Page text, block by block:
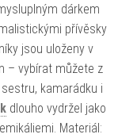
dárkem
přívěsky
jsou uloženy v
– vybírat můžete z
kamarádku i
dlouho vydržel jako
Materiál: